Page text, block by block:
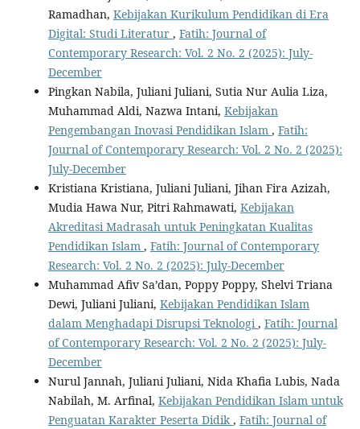
Ramadhan, Kebijakan Kurikulum Pendidikan di Era
Digital: Studi Literatur , Fatih: Journal of
Contemporary Research: Vol. 2 No. 2 (2025): July-
December
Pingkan Nabila, Juliani Juliani, Sutia Nur Aulia Liza,
Muhammad Aldi, Nazwa Intani, Kebijakan
Pengembangan Inovasi Pendidikan Islam , Fatih:
Journal of Contemporary Research: Vol. 2 No. 2 (2025):
July-December
Kristiana Kristiana, Juliani Juliani, Jihan Fira Azizah,
Mudia Hawa Nur, Pitri Rahmawati, Kebijakan
Akreditasi Madrasah untuk Peningkatan Kualitas
Pendidikan Islam , Fatih: Journal of Contemporary
Research: Vol. 2 No. 2 (2025): July-December
Muhammad Afiv Sa’dan, Poppy Poppy, Shelvi Triana
Dewi, Juliani Juliani, Kebijakan Pendidikan Islam
dalam Menghadapi Disrupsi Teknologi, Fatih: Journal
of Contemporary Research: Vol. 2 No. 2 (2025): July-
December
Nurul Jannah, Juliani Juliani, Nida Khafia Lubis, Nada
Nabilah, M. Arfinal, Kebijakan Pendidikan Islam untuk
Penguatan Karakter Peserta Didik, Fatih: Journal of